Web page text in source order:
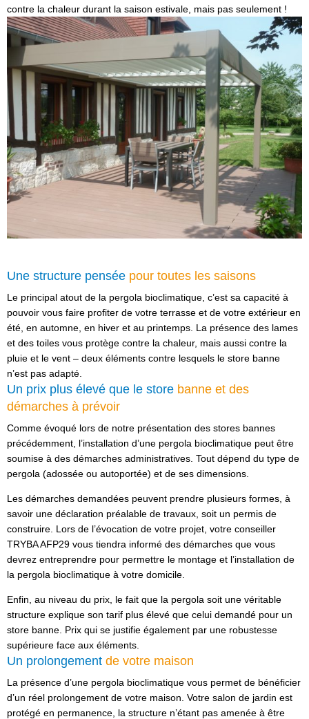
contre la chaleur durant la saison estivale, mais pas seulement !
Une structure pensée pour toutes les saisons
Le principal atout de la pergola bioclimatique, c’est sa capacité à
pouvoir vous faire profiter de votre terrasse et de votre extérieur en
été, en automne, en hiver et au printemps. La présence des lames
et des toiles vous protège contre la chaleur, mais aussi contre la
pluie et le vent – deux éléments contre lesquels le store banne
n’est pas adapté.
Un prix plus élevé que le store banne et des
démarches à prévoir
Comme évoqué lors de notre présentation des stores bannes
précédemment, l’installation d’une pergola bioclimatique peut être
soumise à des démarches administratives. Tout dépend du type de
pergola (adossée ou autoportée) et de ses dimensions.
Les démarches demandées peuvent prendre plusieurs formes, à
savoir une déclaration préalable de travaux, soit un permis de
construire. Lors de l’évocation de votre projet, votre conseiller
TRYBA AFP29 vous tiendra informé des démarches que vous
devrez entreprendre pour permettre le montage et l’installation de
la pergola bioclimatique à votre domicile.
Enfin, au niveau du prix, le fait que la pergola soit une véritable
structure explique son tarif plus élevé que celui demandé pour un
store banne. Prix qui se justifie également par une robustesse
supérieure face aux éléments.
Un prolongement de votre maison
La présence d’une pergola bioclimatique vous permet de bénéficier
d’un réel prolongement de votre maison. Votre salon de jardin est
protégé en permanence, la structure n’étant pas amenée à être